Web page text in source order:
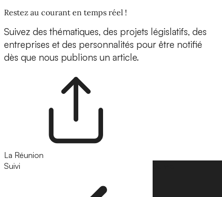
Restez au courant en temps réel !
Suivez des thématiques, des projets législatifs, des
entreprises et des personnalités pour être notifié
dès que nous publions un article.
La Réunion
Suivi